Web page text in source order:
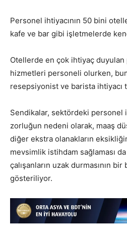
Personel ihtiyacının 50 bini
kafe ve bar gibi işletmelerde
Otellerde en çok ihtiyaç
hizmetleri personeli olurken,
resepsiyonist ve barista ihtiyacı
Sendikalar, sektördeki personel
zorluğun nedeni olarak, maaş
diğer ekstra olanakların
mevsimlik istihdam sağlaması
çalışanların uzak durmasının
gösteriliyor.